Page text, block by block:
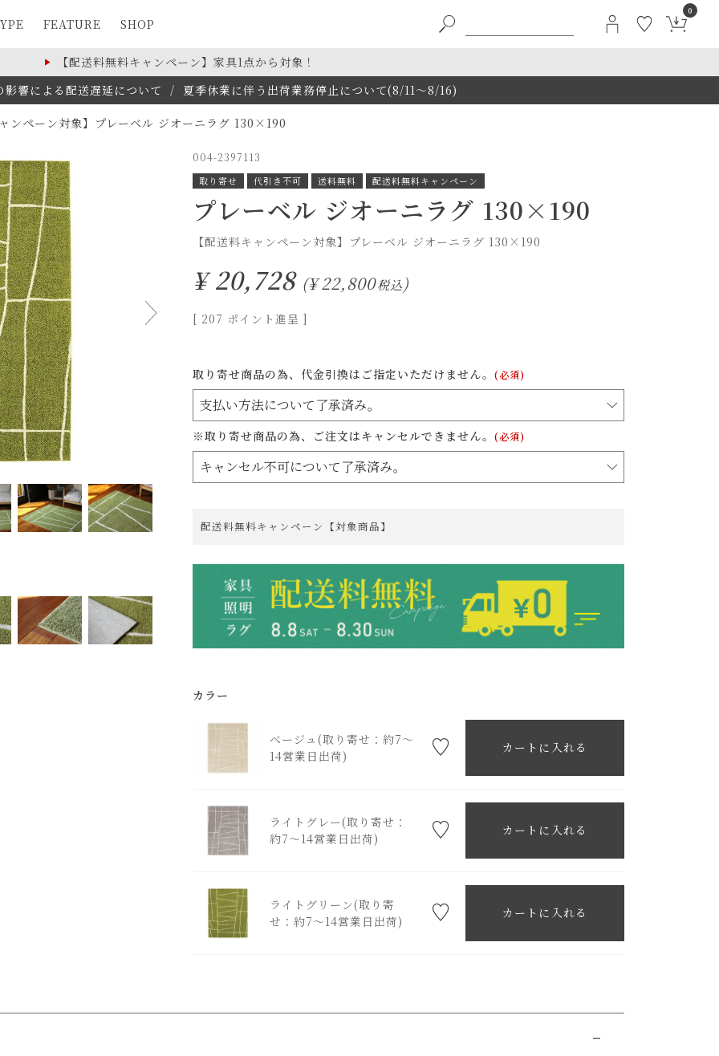
FEATURE SHOP
0
【配送料無料キャンペーン】家具1点から対象！
響による配送遅延について / 夏季休業に伴う出荷業務停止について(8/11～8/16)
ンペーン対象】プレーベル ジオーニラグ 130×190
004-2397113
取り寄せ 代引き不可 送料無料 配送料無料キャンペーン
プレーベル ジオーニラグ 130×190
【配送料キャンペーン対象】プレーベル ジオーニラグ 130×190
¥ 20,728 ¥22,800税込
[ 207 ポイント進呈 ]
取り寄せ商品の為、代金引換はご指定いただけません。 (必須)
※取り寄せ商品の為、ご注文はキャンセルできません。 (必須)
配送料無料キャンペーン【対象商品】
カラー
ベージュ(取り寄せ：約7～
14営業日出荷)
カートに入れる
ライトグレー(取り寄せ：
約7～14営業日出荷)
カートに入れる
ライトグリーン(取り寄
せ：約7～14営業日出荷)
カートに入れる